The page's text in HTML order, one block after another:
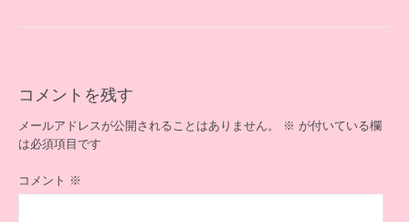
ビ
シ
ョ
ン
コメントを残す
メールアドレスが公開されることはありません。 ※ が付いている欄
は必須項目です
コメント ※